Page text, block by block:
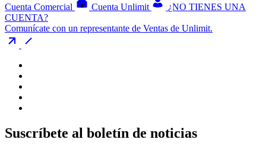
Cuenta Comercial
Cuenta Unlimit
¿NO TIENES UNA
CUENTA?
Comunícate con un representante de Ventas de Unlimit.
Suscríbete al boletín de noticias